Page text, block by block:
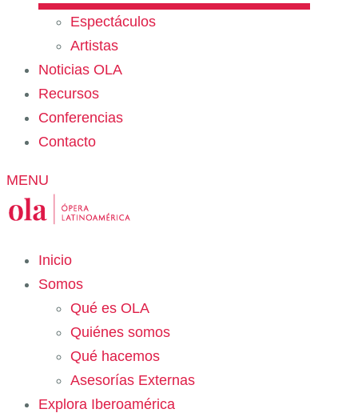
Espectáculos
Artistas
Noticias OLA
Recursos
Conferencias
Contacto
MENU
Inicio
Somos
Qué es OLA
Quiénes somos
Qué hacemos
Asesorías Externas
Explora Iberoamérica